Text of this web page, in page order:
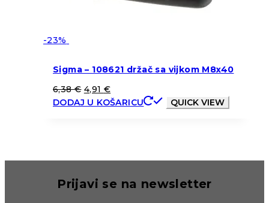
-23%
Sigma – 108621 držač sa vijkom M8x40
6,38€ 4,91 €
DODAJ U KOŠARICU
QUICK VIEW
Prijavi se na newsletter